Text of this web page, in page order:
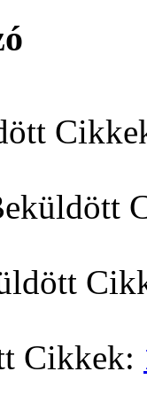
Cikkek: